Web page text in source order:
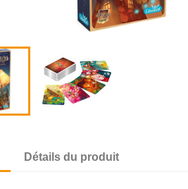
Détails du produit